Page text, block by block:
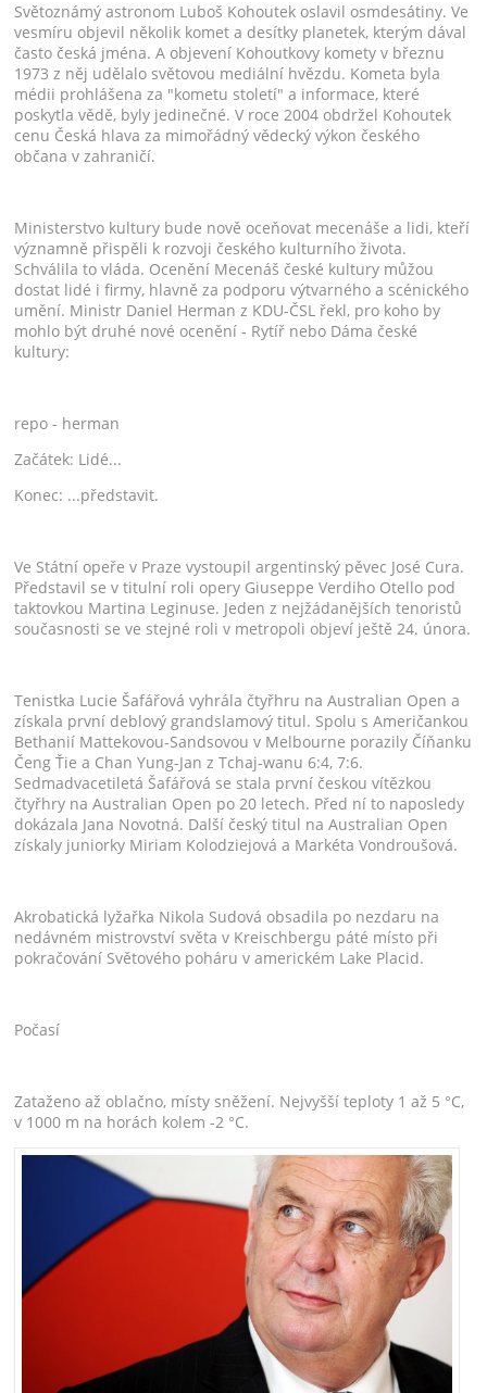
Světoznámý astronom Luboš Kohoutek oslavil osmdesátiny. Ve
vesmíru objevil několik komet a desítky planetek, kterým dával
často česká jména. A objevení Kohoutkovy komety v březnu
1973 z něj udělalo světovou mediální hvězdu. Kometa byla
médii prohlášena za "kometu století" a informace, které
poskytla vědě, byly jedinečné. V roce 2004 obdržel Kohoutek
cenu Česká hlava za mimořádný vědecký výkon českého
občana v zahraničí.
Ministerstvo kultury bude nově oceňovat mecenáše a lidi, kteří
významně přispěli k rozvoji českého kulturního života.
Schválila to vláda. Ocenění Mecenáš české kultury můžou
dostat lidé i firmy, hlavně za podporu výtvarného a scénického
umění. Ministr Daniel Herman z KDU-ČSL řekl, pro koho by
mohlo být druhé nové ocenění - Rytíř nebo Dáma české
kultury:
repo - herman
Začátek: Lidé...
Konec: ...představit.
Ve Státní opeře v Praze vystoupil argentinský pěvec José Cura.
Představil se v titulní roli opery Giuseppe Verdiho Otello pod
taktovkou Martina Leginuse. Jeden z nejžádanějších tenoristů
současnosti se ve stejné roli v metropoli objeví ještě 24. února.
Tenistka Lucie Šafářová vyhrála čtyřhru na Australian Open a
získala první deblový grandslamový titul. Spolu s Američankou
Bethanií Mattekovou-Sandsovou v Melbourne porazily Číňanku
Čeng Ťie a Chan Yung-Jan z Tchaj-wanu 6:4, 7:6.
Sedmadvacetiletá Šafářová se stala první českou vítězkou
čtyřhry na Australian Open po 20 letech. Před ní to naposledy
dokázala Jana Novotná. Další český titul na Australian Open
získaly juniorky Miriam Kolodziejová a Markéta Vondroušová.
Akrobatická lyžařka Nikola Sudová obsadila po nezdaru na
nedávném mistrovství světa v Kreischbergu páté místo při
pokračování Světového poháru v americkém Lake Placid.
Počasí
Zataženo až oblačno, místy sněžení. Nejvyšší teploty 1 až 5 °C,
v 1000 m na horách kolem -2 °C.